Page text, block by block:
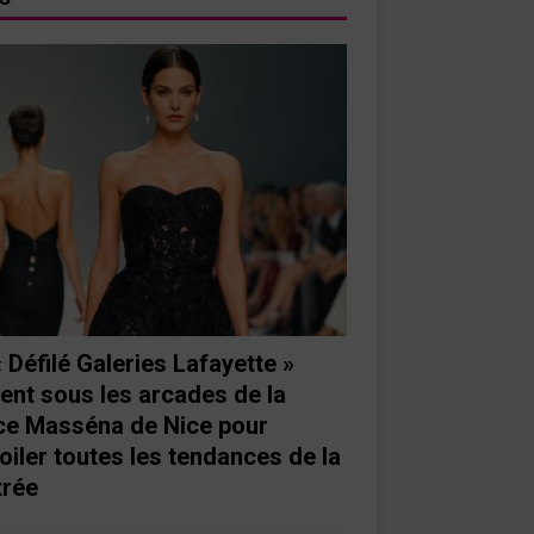
Défilé Galeries Lafayette »
sous les arcades de la
Masséna de Nice pour
toutes les tendances de la